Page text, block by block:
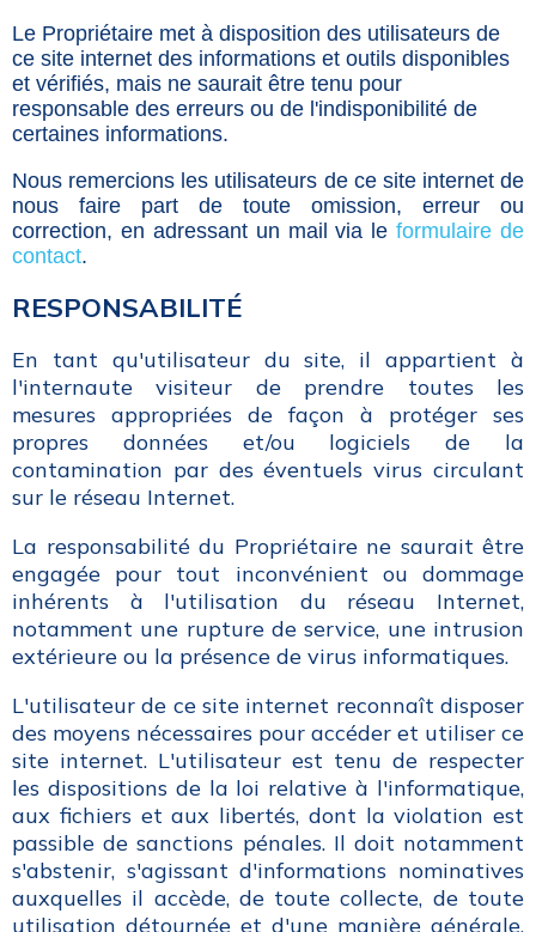
Le Propriétaire met à disposition des utilisateurs de
ce site internet des informations et outils disponibles
et vérifiés, mais ne saurait être tenu pour
responsable des erreurs ou de l'indisponibilité de
certaines informations.
Nous remercions les utilisateurs de ce site internet de
nous faire part de toute omission, erreur ou
correction, en adressant un mail via leformulaire de
contact.
RESPONSABILITÉ
En tant qu'utilisateur du site, il appartient à
l'internaute visiteur de prendre toutes les
mesures appropriées de façon à protéger ses
propres données et/ou logiciels de la
contamination par des éventuels virus circulant
sur le réseau Internet.
La responsabilité du Propriétaire ne saurait être
engagée pour tout inconvénient ou dommage
inhérents à l'utilisation du réseau Internet,
notamment une rupture de service, une intrusion
extérieure ou la présence de virus informatiques.
L'utilisateur de ce site internet reconnaît disposer
des moyens nécessaires pour accéder et utiliser ce
site internet. L'utilisateur est tenu de respecter
les dispositions de la loi relative à l'informatique,
aux fichiers et aux libertés, dont la violation est
passible de sanctions pénales. Il doit notamment
s'abstenir, s'agissant d'informations nominatives
auxquelles il accède, de toute collecte, de toute
utilisation détournée et d'une manière générale,